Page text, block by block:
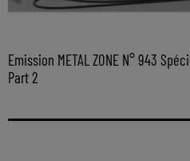
Emission METAL ZONE N° 943
Part 2